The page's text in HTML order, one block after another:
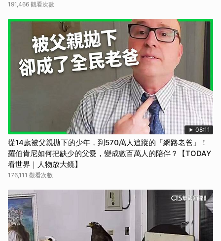
191,466 觀看次數
08:11
從14歲被父親拋下的少年，到570萬人追蹤的「網路老爸」！
羅伯肯尼如何把缺少的父愛，變成數百萬人的陪伴？【TODAY
看世界｜人物放大鏡】
176,111 觀看次數